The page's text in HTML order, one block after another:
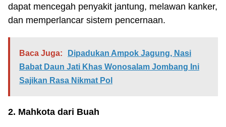
dapat mencegah penyakit jantung, melawan kanker,
dan memperlancar sistem pencernaan.
Baca Juga:
Dipadukan Ampok Jagung, Nasi
Babat Daun Jati Khas Wonosalam Jombang Ini
Sajikan Rasa Nikmat Pol
2. Mahkota dari Buah